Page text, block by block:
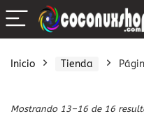
Inicio Tienda
Mostrando 13–16 de 16